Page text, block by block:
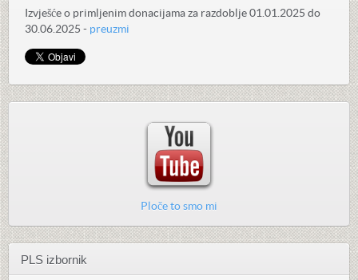
Izvješće o primljenim donacijama za razdoblje 01.01.2025 do
30.06.2025 - preuzmi
Ploče to smo mi
PLS izbornik